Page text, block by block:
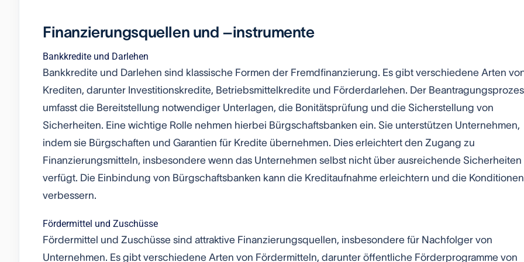
Finanzierungsquellen und –instrumente
Bankkredite und Darlehen
Bankkredite und Darlehen sind klassische Formen der Fremdfinanzierung. Es gibt verschiedene Arten
Krediten, darunter Investitionskredite, Betriebsmittelkredite und Förderdarlehen. Der
umfasst die Bereitstellung notwendiger Unterlagen, die Bonitätsprüfung und die Sicherstellung von
Sicherheiten. Eine wichtige Rolle nehmen hierbei Bürgschaftsbanken ein. Sie unterstützen Unternehmen,
indem sie Bürgschaften und Garantien für Kredite übernehmen. Dies erleichtert den Zugang zu
Finanzierungsmitteln, insbesondere wenn das Unternehmen selbst nicht über ausreichende Sicherheiten
verfügt. Die Einbindung von Bürgschaftsbanken kann die Kreditaufnahme erleichtern und die Konditionen
verbessern.
Fördermittel und Zuschüsse
Fördermittel und Zuschüsse sind attraktive Finanzierungsquellen, insbesondere für Nachfolger von
Unternehmen. Es gibt verschiedene Arten von Fördermitteln, darunter öffentliche Förderprogramme von